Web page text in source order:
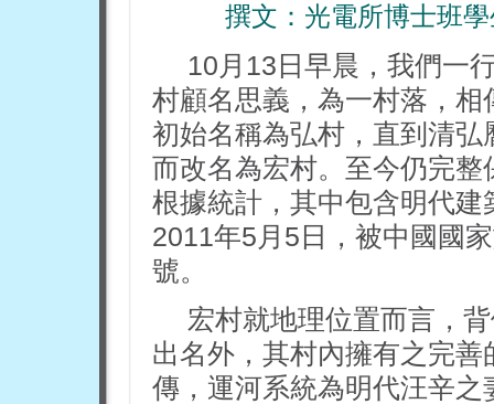
撰文：光電所博士班
10月13日早晨，我們一
村顧名思義，為一村落，
初始名稱為弘村，直到清
而改名為宏村。至今仍完
根據統計，其中包含明代
2011年5月5日，被中國國
號。
宏村就地理位置而言，
出名外，其村內擁有之完
傳，運河系統為明代汪辛